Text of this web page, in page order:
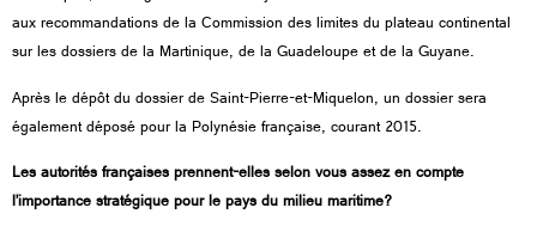
aux recommandations de la Commission des limites du plateau continental
sur les dossiers de la Martinique, de la Guadeloupe et de la Guyane.
Après le dépôt du dossier de Saint-Pierre-et-Miquelon, un dossier sera
également déposé pour la Polynésie française, courant 2015.
Les autorités françaises prennent-elles selon vous assez en compte
l’importance stratégique pour le pays du milieu maritime?